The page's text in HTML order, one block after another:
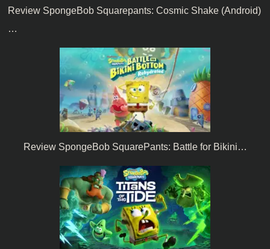
Review SpongeBob Squarepants: Cosmic Shake (Android)
…
Review SpongeBob SquarePants: Battle for Bikini…